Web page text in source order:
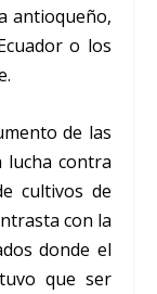
antioqueño,
o los
de las
lucha contra
cultivos de
con la
donde el
que ser